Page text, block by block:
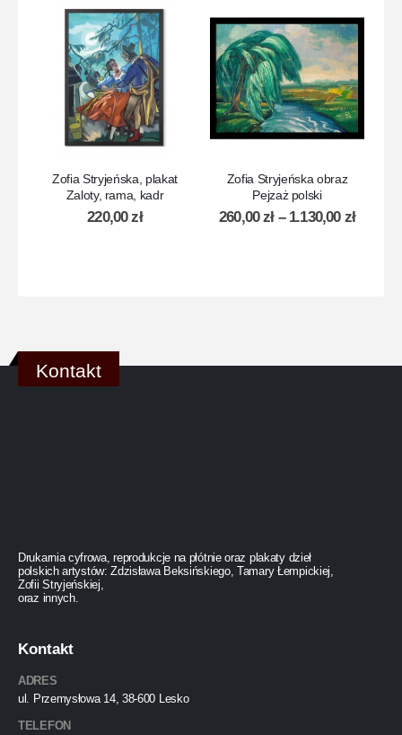
Zofia Stryjeńska, plakat
Zaloty, rama, kadr
220,00zł
Zofia Stryjeńska obraz
Pejzaż polski
260,00zł – 1.130,00 zł
Kontakt
Drukarnia cyfrowa, reprodukcje na płótnie oraz plakaty dzieł
polskich artystów: Zdzisława Beksińskiego, Tamary Łempickiej,
Zofii Stryjeńskiej,
oraz innych.
Kontakt
ADRES
ul. Przemysłowa 14, 38-600 Lesko
TELEFON